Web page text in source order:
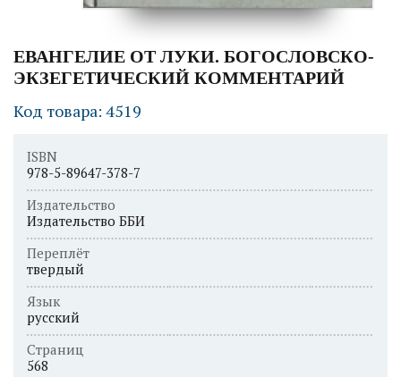
ЕВАНГЕЛИЕ ОТ ЛУКИ. БОГОСЛОВСКО-
ЭКЗЕГЕТИЧЕСКИЙ КОММЕНТАРИЙ
Код товара: 4519
ISBN
978-5-89647-378-7
Издательство
Издательство ББИ
Переплёт
твердый
Язык
русский
Страниц
568